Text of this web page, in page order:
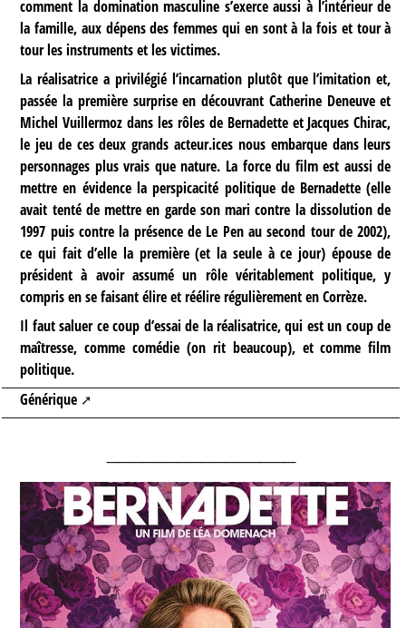
comment la domination masculine s’exerce aussi à l’intérieur de
la famille, aux dépens des femmes qui en sont à la fois et tour à
tour les instruments et les victimes.
La réalisatrice a privilégié l’incarnation plutôt que l’imitation et,
passée la première surprise en découvrant Catherine Deneuve et
Michel Vuillermoz dans les rôles de Bernadette et Jacques Chirac,
le jeu de ces deux grands acteur.ices nous embarque dans leurs
personnages plus vrais que nature. La force du film est aussi de
mettre en évidence la perspicacité politique de Bernadette (elle
avait tenté de mettre en garde son mari contre la dissolution de
1997 puis contre la présence de Le Pen au second tour de 2002),
ce qui fait d’elle la première (et la seule à ce jour) épouse de
président à avoir assumé un rôle véritablement politique, y
compris en se faisant élire et réélire régulièrement en Corrèze.
Il faut saluer ce coup d’essai de la réalisatrice, qui est un coup de
maîtresse, comme comédie (on rit beaucoup), et comme film
politique.
Générique